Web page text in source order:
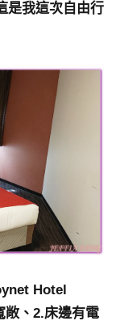
是我這次自由行
Hotel
敞、2.床邊有電